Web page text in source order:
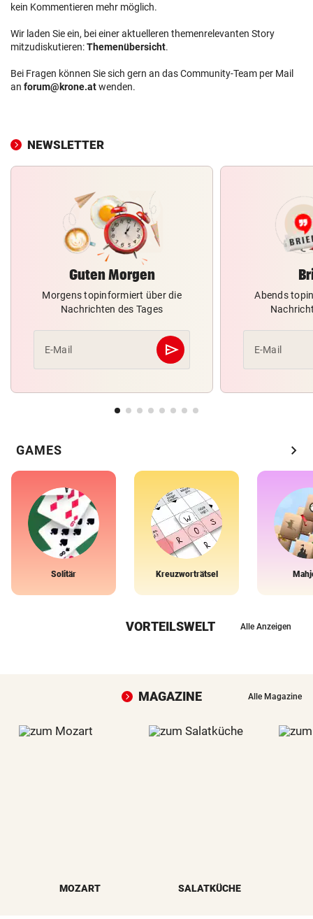
kein Kommentieren mehr möglich.
Wir laden Sie ein, bei einer aktuelleren themenrelevanten Story
mitzudiskutieren:Themenübersicht.
Bei Fragen können Sie sich gern an das Community-Team per Mail
an forum@krone.atwenden.
NEWSLETTER
Guten Morgen
Morgens topinformiert über die
Nachrichten des Tages
E-Mail send
Abschicken
Abends
E-Mail
GAMES chevron_right
Solitär Kreuzworträtsel
VORTEILSWELT Alle Anzeigen
MAGAZINE Alle Magazine
MOZART SALATKÜCHE